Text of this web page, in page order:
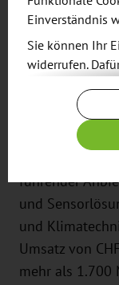
anschließend
kommenden
Arbeitsplätze
Über Belimo
führender
und
und
Umsatz von
mehr als 1.700
Einverständnis
Sie können Ihr
widerrufen.
Verfügung.
Weitere